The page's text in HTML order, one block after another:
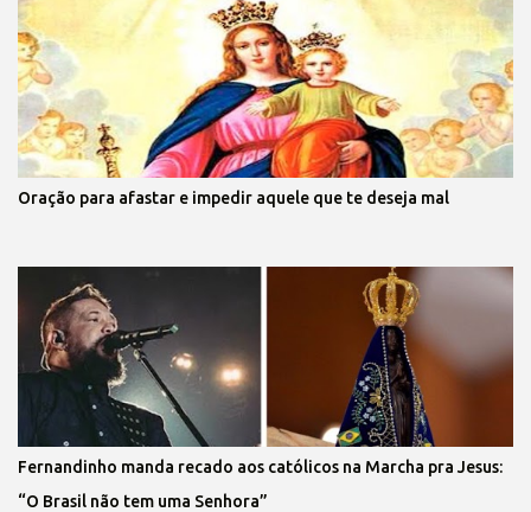
Oração para afastar e impedir aquele que te deseja mal
Fernandinho manda recado aos católicos na Marcha pra Jesus:
“O Brasil não tem uma Senhora”